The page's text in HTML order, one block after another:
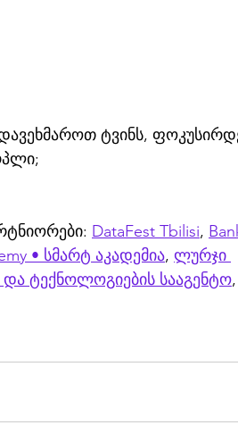
ტვინს,
DataFest Tbilisi,
• სმარტ აკადემია, ლურჯი
ტექნოლოგიების სააგენტო,